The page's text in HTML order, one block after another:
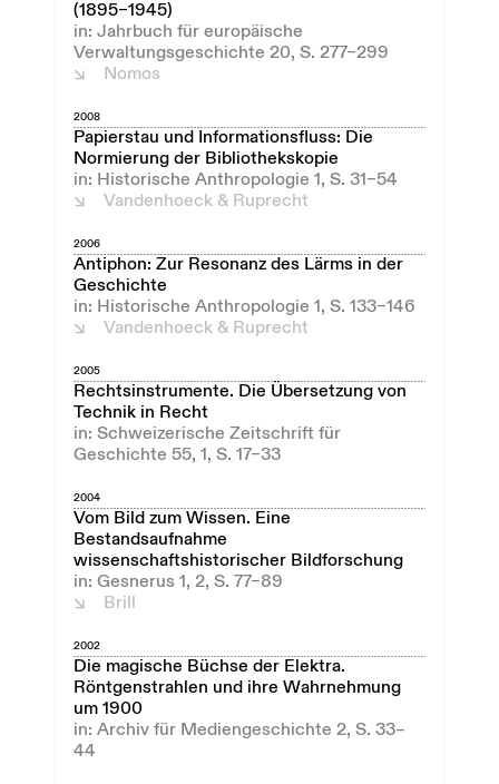
(1895–1945)
in: Jahrbuch für europäische
Verwaltungsgeschichte 20, S. 277–299
Nomos
2008
Papierstau und Informationsfluss: Die
Normierung der Bibliothekskopie
in: Historische Anthropologie 1, S. 31–54
Vandenhoeck & Ruprecht
2006
Antiphon: Zur Resonanz des Lärms in der
Geschichte
in: Historische Anthropologie 1, S. 133–146
Vandenhoeck & Ruprecht
2005
Rechtsinstrumente. Die Übersetzung von
Technik in Recht
in: Schweizerische Zeitschrift für
Geschichte 55, 1, S. 17–33
2004
Vom Bild zum Wissen. Eine
Bestandsaufnahme
wissenschaftshistorischer Bildforschung
in: Gesnerus 1, 2, S. 77–89
Brill
2002
Die magische Büchse der Elektra.
Röntgenstrahlen und ihre Wahrnehmung
um 1900
in: Archiv für Mediengeschichte 2, S. 33–
44